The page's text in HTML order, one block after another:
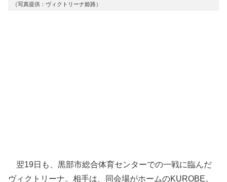
（写真提供：ヴィクトリーナ姫路）
翌19日も、黒部市総合体育センターでの一戦に臨んだ
ヴィクトリーナ。相手は、同会場がホームのKUROBE。